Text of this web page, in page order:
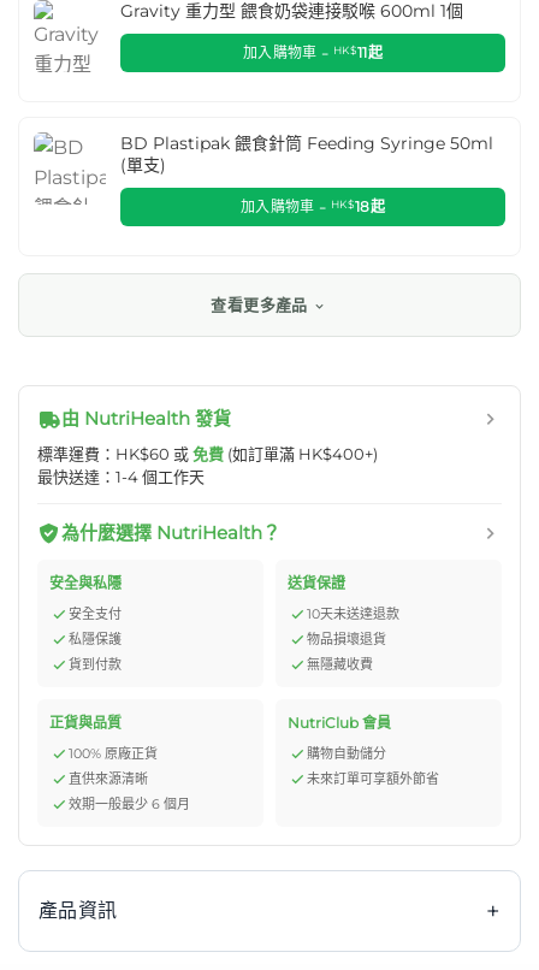
Gravity 重力型 餵食奶袋連接駁喉 600ml 1個
加入購物車 - HK$11起
BD Plastipak 餵食針筒 Feeding Syringe 50ml
(單支)
加入購物車 - HK$18起
查看更多產品
由 NutriHealth 發貨
標準運費：HK$60 或免費 (如訂單滿 HK$400+)
最快送達：1-4 個工作天
為什麼選擇 NutriHealth？
安全與私隱
安全支付
私隱保護
貨到付款
送貨保證
10天未送達退款
物品損壞退貨
無隱藏收費
正貨與品質
100% 原廠正貨
直供來源清晰
效期一般最少 6 個月
NutriClub 會員
購物自動儲分
未來訂單可享額外節省
產品資訊 +